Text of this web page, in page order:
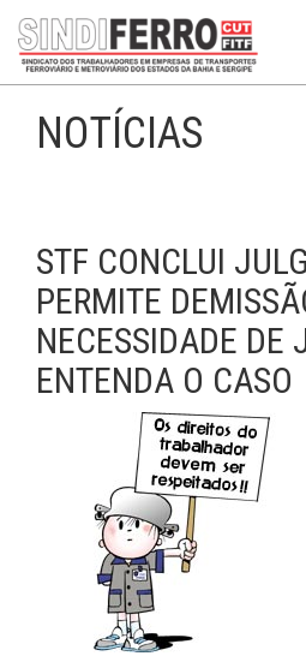
NOTÍCIAS
STF CONCLUI
PERMITE
NECESSIDADE DE
ENTENDA O CASO